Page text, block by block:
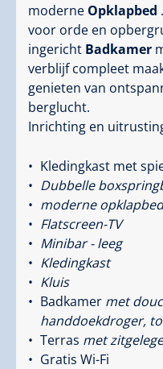
moderne Opklapbed
voor orde en
ingericht Badkamer
verblijf compleet
genieten van
berglucht.
Inrichting en
Kledingkast met
Dubbelle
moderne opklapbed
Flatscreen-TV
Minibar - leeg
Kledingkast
Kluis
Badkamer met
handdoekdroger,
Terras met
Gratis Wi-Fi